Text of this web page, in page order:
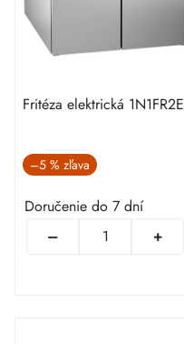
Fritéza elektrická 1N1FR2E
–5 %
Doručenie do 7 dní